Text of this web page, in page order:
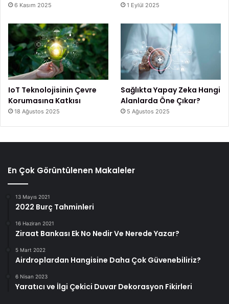
6 Kasım 2025 1 Eylül 2025
IoT Teknolojisinin Çevre
Korumasına Katkısı
18 Ağustos 2025
Sağlıkta Yapay Zeka Hangi
Alanlarda Öne Çıkar?
5 Ağustos 2025
En Çok Görüntülenen Makaleler
13 Mayıs 2021
2022 Burç Tahminleri
16 Haziran 2021
Ziraat Bankası Ek No Nedir Ve Nerede Yazar?
5 Mart 2022
Airdroplardan Hangisine Daha Çok Güvenebiliriz?
6 Nisan 2023
Yaratıcı ve İlgi Çekici Duvar Dekorasyon Fikirleri